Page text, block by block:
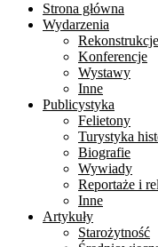
Strona główna
Wydarzenia
Rekonstrukcje
Konferencje
Wystawy
Inne
Publicystyka
Felietony
Turystyka
Biografie
Wywiady
Reportaże i
Inne
Artykuły
Starożytność